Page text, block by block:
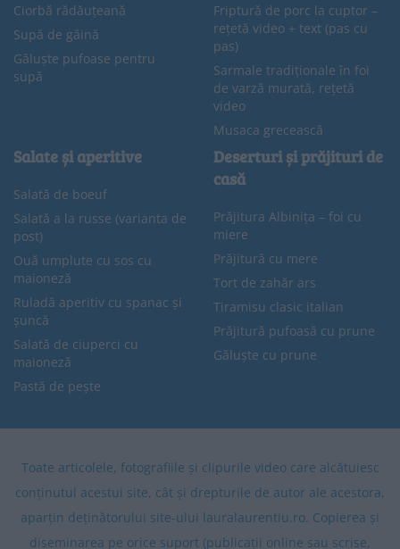
Ciorbă rădăuțeană
Supă de găină
Găluște pufoase pentru
supă
Friptură de porc la cuptor –
rețetă video + text (pas cu
pas)
Sarmale tradiționale în foi
de varză murată, rețetă
video
Musaca grecească
Salate și aperitive
Salată de boeuf
Salată a la russe (varianta de
post)
Ouă umplute cu sos cu
maioneză
Ruladă aperitiv cu spanac și
șuncă
Salată de ciuperci cu
maioneză
Pastă de pește
Deserturi și prăjituri de
casă
Prăjitura Albinița – foi cu
miere
Prăjitură cu mere
Tort de zahăr ars
Tiramisu clasic italian
Prăjitură pufoasă cu prune
Găluște cu prune
Toate articolele, fotografiile și clipurile video care alcătuiesc
conținutul acestui site, cât și drepturile de autor ale acestora,
aparțin deținătorului site-ului lauralaurentiu.ro. Copierea și
diseminarea pe orice suport (publicații online sau scrise,